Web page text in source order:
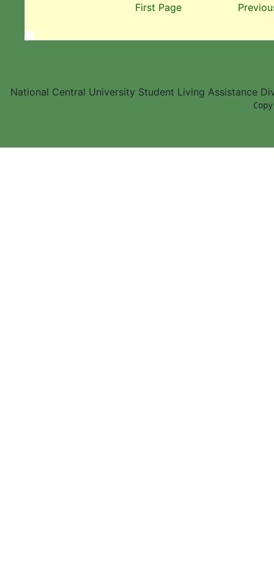
First Page
National Central University Student Living Assistance